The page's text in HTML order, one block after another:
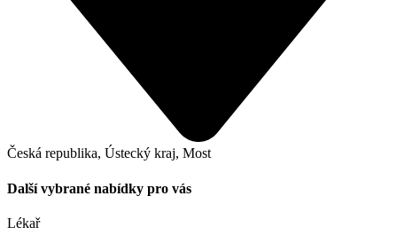
Česká republika, Ústecký kraj, Most
Další vybrané nabídky pro vás
Lékař